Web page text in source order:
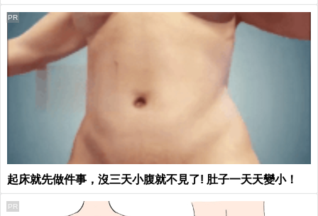
起床就先做件事，沒三天小腹就不見了! 肚子一天天變小！
PR
PR